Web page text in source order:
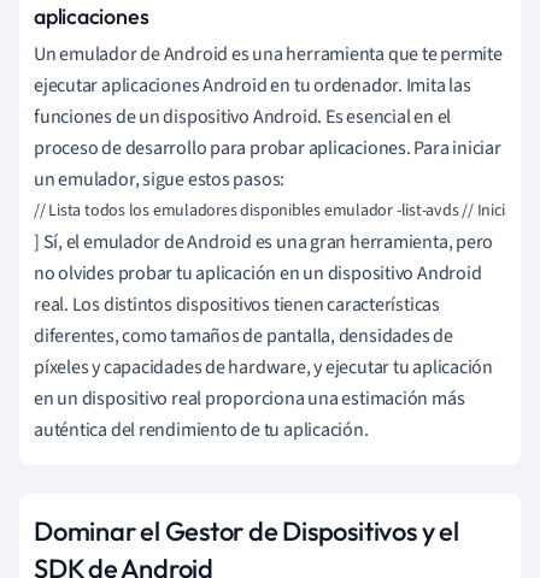
aplicaciones
Un emulador de Android es una herramienta que te permite
ejecutar aplicaciones Android en tu ordenador. Imita las
funciones de un dispositivo Android. Es esencial en el
proceso de desarrollo para probar aplicaciones. Para iniciar
un emulador, sigue estos pasos:
// Lista todos los emuladores disponibles emulador -list-avds // Inicia
] Sí, el emulador de Android es una gran herramienta, pero
no olvides probar tu aplicación en un dispositivo Android
real. Los distintos dispositivos tienen características
diferentes, como tamaños de pantalla, densidades de
píxeles y capacidades de hardware, y ejecutar tu aplicación
en un dispositivo real proporciona una estimación más
auténtica del rendimiento de tu aplicación.
Dominar el Gestor de Dispositivos y el
SDK de Android